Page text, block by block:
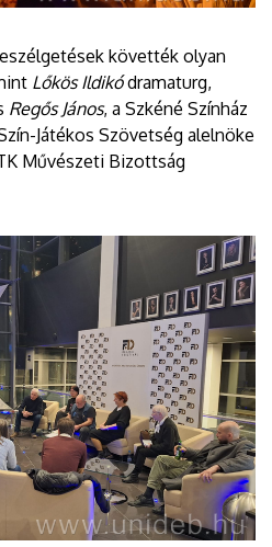
követték olyan
Lőkös Ildikódramaturg,
Regős János, a Szkéné Színház
Játékos Szövetség alelnöke
Művészeti Bizottság